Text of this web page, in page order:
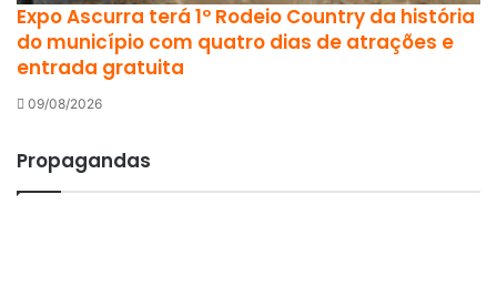
Expo Ascurra terá 1º Rodeio Country da história
do município com quatro dias de atrações e
entrada gratuita
09/08/2026
Propagandas